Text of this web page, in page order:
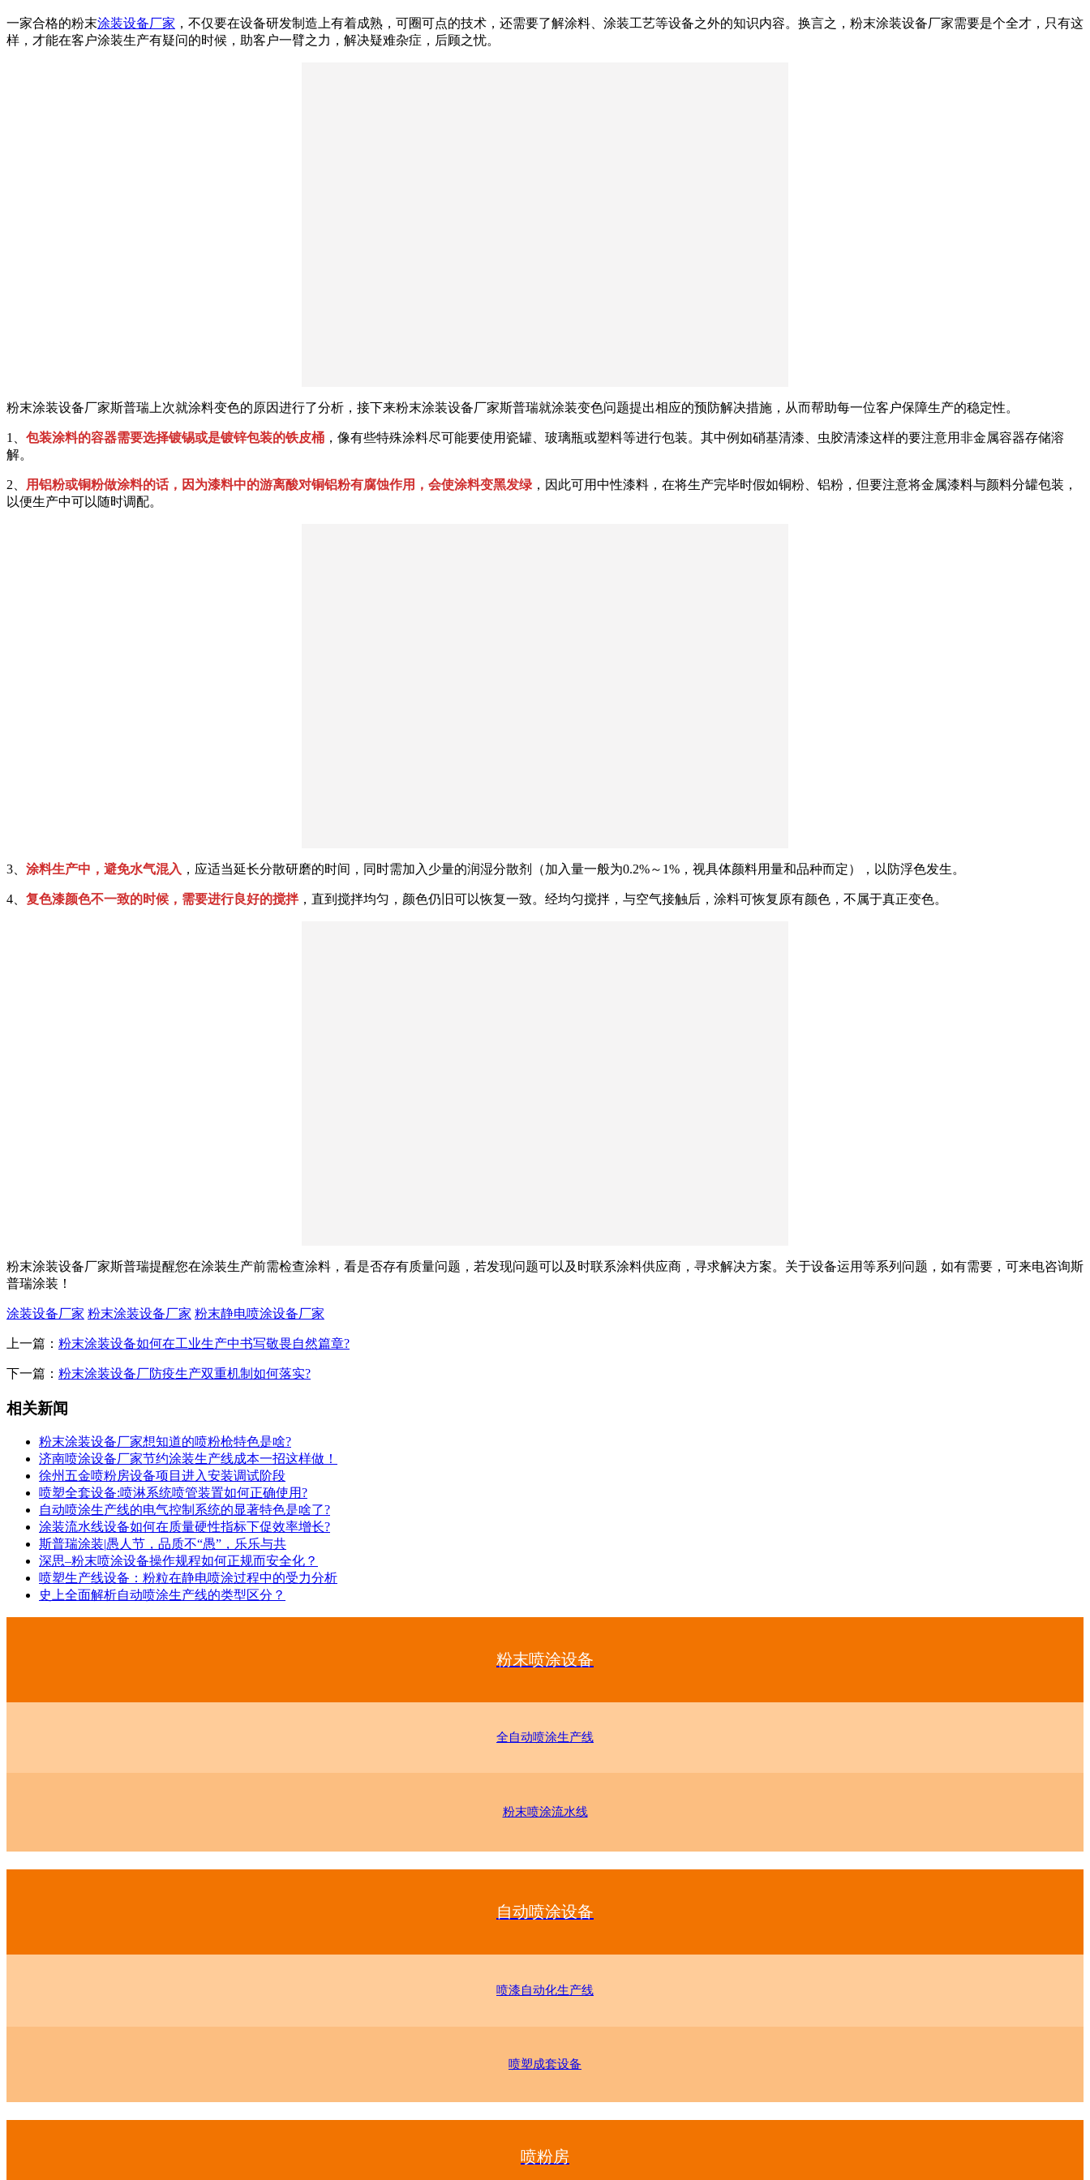
一家合格的粉末涂装设备厂家 ，不仅要在设备研发制造上有着成熟，可圈可点的技术，还需要了解涂料、涂装工艺等设备之外的知识内容。换言之，粉末涂装设备厂家需要是个全才，只有这
样，才能在客户涂装生产有疑问的时候，助客户一臂之力，解决疑难杂症，后顾之忧。
粉末涂装设备厂家斯普瑞上次就涂料变色的原因进行了分析，接下来粉末涂装设备厂家斯普瑞就涂装变色问题提出相应的预防解决措施，从而帮助每一位客户保障生产的稳定性。
1、 包装涂料的容器需要选择镀锡或是镀锌包装的铁皮桶 ，像有些特殊涂料尽可能要使用瓷罐、玻璃瓶或塑料等进行包装。其中例如硝基清漆、虫胶清漆这样的要注意用非金属容器存储溶
解。
2、 用铝粉或铜粉做涂料的话，因为漆料中的游离酸对铜铝粉有腐蚀作用，会使涂料变黑发绿 ，因此可用中性漆料，在将生产完毕时假如铜粉、铝粉，但要注意将金属漆料与颜料分罐包装，
以便生产中可以随时调配。
3、 涂料生产中，避免水气混入 ，应适当延长分散研磨的时间，同时需加入少量的润湿分散剂（加入量一般为0.2%～1%，视具体颜料用量和品种而定），以防浮色发生。
4、 复色漆颜色不一致的时候，需要进行良好的搅拌，直到搅拌均匀，颜色仍旧可以恢复一致。经均匀搅拌，与空气接触后，涂料可恢复原有颜色，不属于真正变色。
粉末涂装设备厂家斯普瑞提醒您在涂装生产前需检查涂料，看是否存有质量问题，若发现问题可以及时联系涂料供应商，寻求解决方案。关于设备运用等系列问题，如有需要，可来电咨询斯
普瑞涂装！
涂装设备厂家 粉末涂装设备厂家 粉末静电喷涂设备厂家
上一篇： 粉末涂装设备如何在工业生产中书写敬畏自然篇章?
下一篇： 粉末涂装设备厂防疫生产双重机制如何落实?
相关新闻
粉末涂装设备厂家想知道的喷粉枪特色是啥?
济南喷涂设备厂家节约涂装生产线成本一招这样做！
徐州五金喷粉房设备项目进入安装调试阶段
喷塑全套设备:喷淋系统喷管装置如何正确使用?
自动喷涂生产线的电气控制系统的显著特色是啥了?
涂装流水线设备如何在质量硬性指标下促效率增长?
斯普瑞涂装|愚人节，品质不“愚”，乐乐与共
深思–粉末喷涂设备操作规程如何正规而安全化？
喷塑生产线设备：粉粒在静电喷涂过程中的受力分析
史上全面解析自动喷涂生产线的类型区分？
粉末喷涂设备
全自动喷涂生产线
粉末喷涂流水线
自动喷涂设备
喷漆自动化生产线
喷塑成套设备
喷粉房